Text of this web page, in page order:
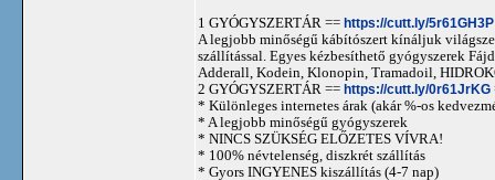
1 GYÓGYSZERTÁR == https://cutt.ly/5r61GH3P
A legjobb minőségű kábítószert kínáljuk
szállítással. Egyes kézbesíthető gyógyszerek
Adderall, Kodein, Klonopin, Tramadoil,
2 GYÓGYSZERTÁR == https://cutt.ly/0r61JrKG
* Különleges internetes árak (akár %-os
* A legjobb minőségű gyógyszerek
* NINCS SZÜKSÉG ELŐZETES VÍVRA!
* 100% névtelenség, diszkrét szállítás
* Gyors INGYENES kiszállítás (4-7 nap)